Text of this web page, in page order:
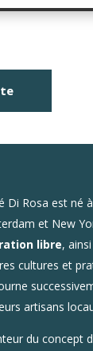
Di Rosa est né
et New
libre,
cultures et
artisans
du concept